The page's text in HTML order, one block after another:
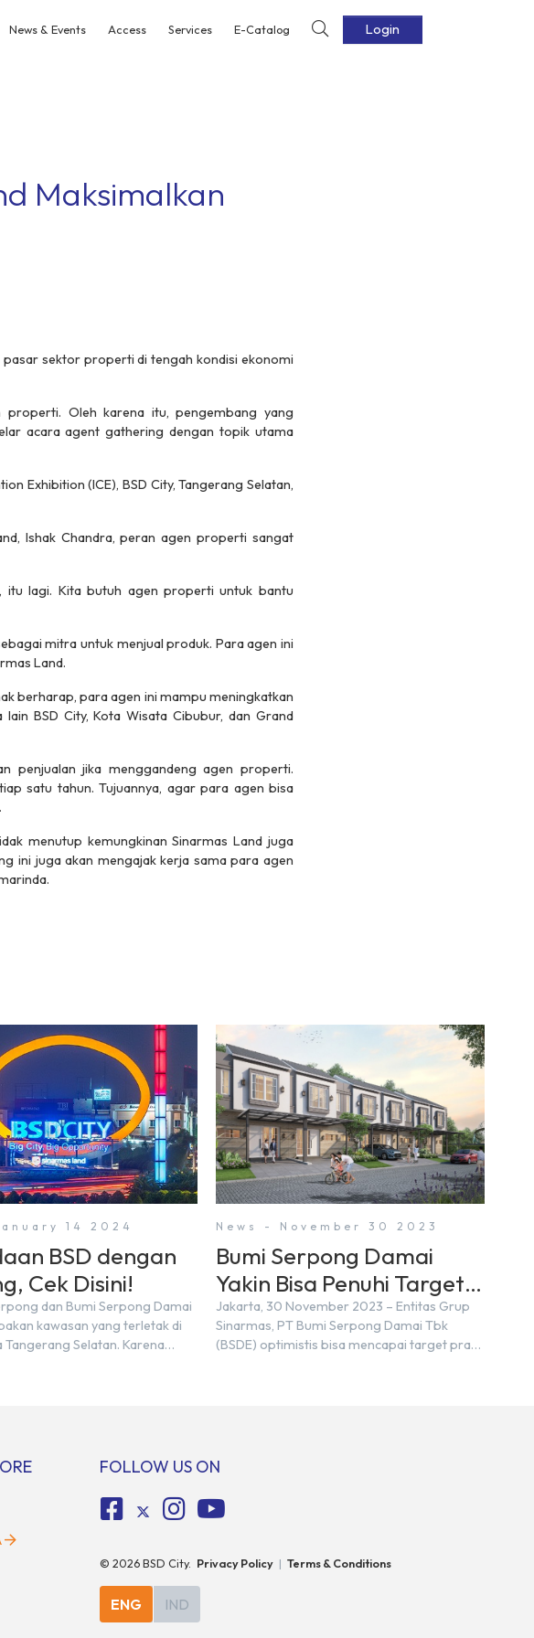
News & Events Access Services E-Catalog Login
Maksimalkan
pasar sektor properti di tengah kondisi ekonomi
Oleh karena itu, pengembang yang
acara agent gathering dengan topik utama
Exhibition (ICE), BSD City, Tangerang Selatan,
Ishak Chandra, peran agen properti sangat
itu lagi. Kita butuh agen properti untuk bantu
mitra untuk menjual produk. Para agen ini
Land.
berharap, para agen ini mampu meningkatkan
BSD City, Kota Wisata Cibubur, dan Grand
penjualan jika menggandeng agen properti.
satu tahun. Tujuannya, agar para agen bisa
menutup kemungkinan Sinarmas Land juga
ini juga akan mengajak kerja sama para agen
14 2024
BSD dengan
Cek Disini!
dan Bumi Serpong Damai
kawasan yang terletak di
Tangerang Selatan. Karena
kawasan yang berbeda.
News - November 30 2023
Bumi Serpong Damai
Yakin Bisa Penuhi Target
Marketing Sales Tahun
2023
Jakarta, 30 November 2023 – Entitas Grup
Sinarmas, PT Bumi Serpong Damai Tbk
(BSDE) optimistis bisa mencapai target pra
DTP, BSDE optimistis bisa melampaui target.
FOLLOW US ON
© 2026BSD City. Privacy Policy | Terms & Conditions
ENG IND